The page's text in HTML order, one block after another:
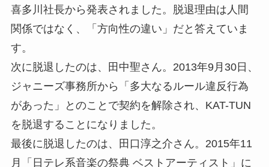
喜多川社長から発表されました。脱退理由は人間
関係ではなく、「方向性の違い」だと答えていま
す。
次に脱退したのは、田中聖さん。2013年9月30日、
ジャニーズ事務所から「多大なるルール違反行為
があった」とのことで契約を解除され、KAT-TUN
を脱退することになりました。
最後に脱退したのは、田口淳之介さん。2015年11
月「日テレ系音楽の祭典 ベストアーティスト」に